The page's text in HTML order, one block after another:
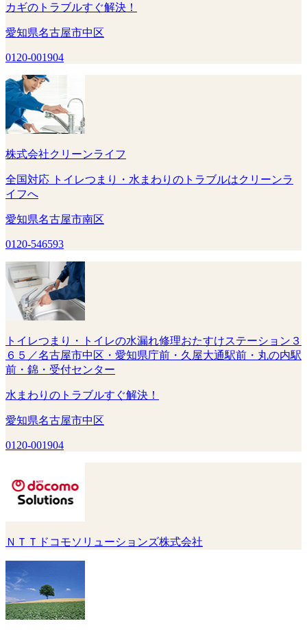
カギのトラブルすぐ解決！
愛知県名古屋市中区
0120-001904
株式会社クリーンライフ
全国対応 トイレつまり・水まわりのトラブルはクリーンラ
イフへ
愛知県名古屋市南区
0120-546593
トイレつまり・トイレの水漏れ修理おたすけステーション３
６５／名古屋市中区・愛知県庁前・久屋大通駅前・丸の内駅
前・錦・受付センター
水まわりのトラブルすぐ解決！
愛知県名古屋市中区
0120-001904
ＮＴＴドコモソリューションズ株式会社